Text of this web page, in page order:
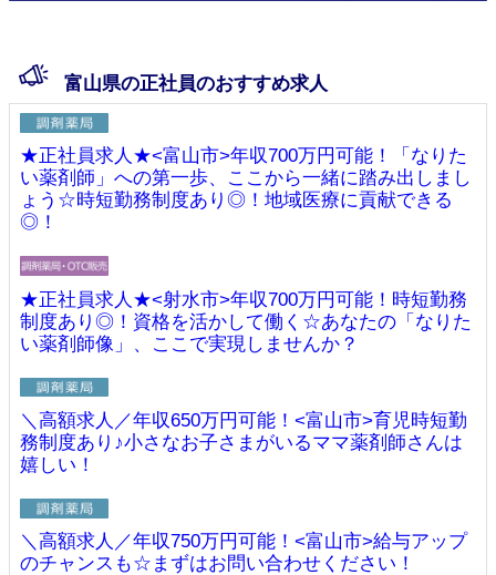
富山県の正社員のおすすめ求人
★正社員求人★<富山市>年収700万円可能！「なりた
い薬剤師」への第一歩、ここから一緒に踏み出しまし
ょう☆時短勤務制度あり◎！地域医療に貢献できる
◎！
★正社員求人★<射水市>年収700万円可能！時短勤務
制度あり◎！資格を活かして働く☆あなたの「なりた
い薬剤師像」、ここで実現しませんか？
＼高額求人／年収650万円可能！<富山市>育児時短勤
務制度あり♪小さなお子さまがいるママ薬剤師さんは
嬉しい！
＼高額求人／年収750万円可能！<富山市>給与アップ
のチャンスも☆まずはお問い合わせください！